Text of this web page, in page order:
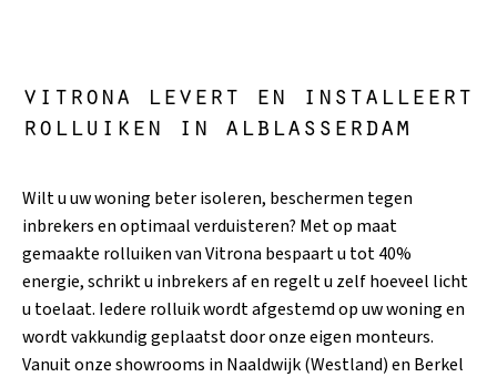
vitrona levert en installeert
rolluiken in alblasserdam
Wilt u uw woning beter isoleren, beschermen tegen
inbrekers en optimaal verduisteren? Met op maat
gemaakte rolluiken van Vitrona bespaart u tot 40%
energie, schrikt u inbrekers af en regelt u zelf hoeveel licht
u toelaat. Iedere rolluik wordt afgestemd op uw woning en
wordt vakkundig geplaatst door onze eigen monteurs.
Vanuit onze showrooms in Naaldwijk (Westland) en Berkel